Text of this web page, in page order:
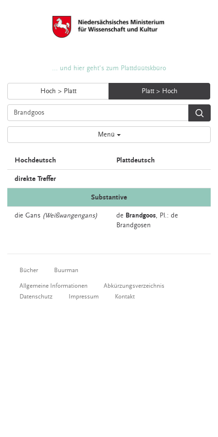
... und hier geht's zum Plattdüütskbüro
Hoch > Platt Platt > Hoch
Menü
Hochdeutsch Plattdeutsch
direkte Treffer
Substantive
die Gans (Weißwangengans) de Brandgoos, Pl.: de
Brandgosen
Bücher Buurman
Allgemeine Informationen
Abkürzungsverzeichnis
Datenschutz
Impressum Kontakt